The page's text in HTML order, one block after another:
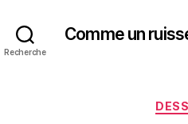
Recherche
Comme un